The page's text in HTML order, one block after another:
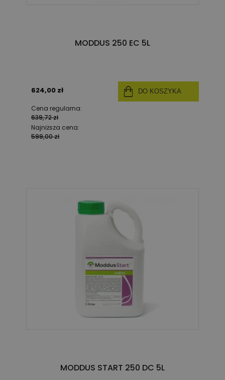
MODDUS 250 EC 5L
624,00 zł
Cena regularna:
639,72 zł
Najniższa cena:
599,00 zł
DO KOSZYKA
MODDUS START 250 DC 5L